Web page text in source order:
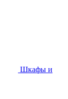
Шкафы и